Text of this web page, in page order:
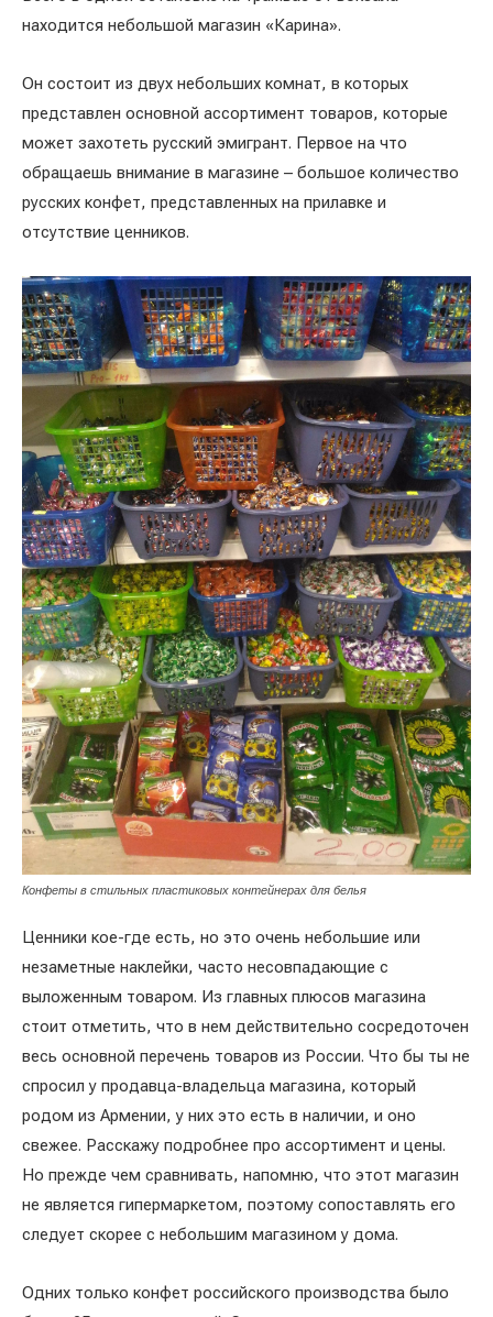
находится небольшой магазин «Карина».
Он состоит из двух небольших комнат, в которых
представлен основной ассортимент товаров, которые
может захотеть русский эмигрант. Первое на что
обращаешь внимание в магазине – большое количество
русских конфет, представленных на прилавке и
отсутствие ценников.
Конфеты в стильных пластиковых контейнерах для белья
Ценники кое-где есть, но это очень небольшие или
незаметные наклейки, часто несовпадающие с
выложенным товаром. Из главных плюсов магазина
стоит отметить, что в нем действительно сосредоточен
весь основной перечень товаров из России. Что бы ты не
спросил у продавца-владельца магазина, который
родом из Армении, у них это есть в наличии, и оно
свежее. Расскажу подробнее про ассортимент и цены.
Но прежде чем сравнивать, напомню, что этот магазин
не является гипермаркетом, поэтому сопоставлять его
следует скорее с небольшим магазином у дома.
Одних только конфет российского производства было